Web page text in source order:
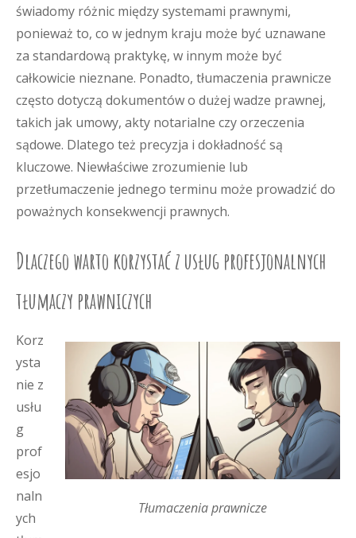
świadomy różnic między systemami prawnymi,
ponieważ to, co w jednym kraju może być uznawane
za standardową praktykę, w innym może być
całkowicie nieznane. Ponadto, tłumaczenia prawnicze
często dotyczą dokumentów o dużej wadze prawnej,
takich jak umowy, akty notarialne czy orzeczenia
sądowe. Dlatego też precyzja i dokładność są
kluczowe. Niewłaściwe zrozumienie lub
przetłumaczenie jednego terminu może prowadzić do
poważnych konsekwencji prawnych.
Dlaczego warto korzystać z usług profesjonalnych
tłumaczy prawniczych
Tłumaczenia prawnicze
Korz
ysta
nie z
usłu
g
prof
esjo
naln
ych